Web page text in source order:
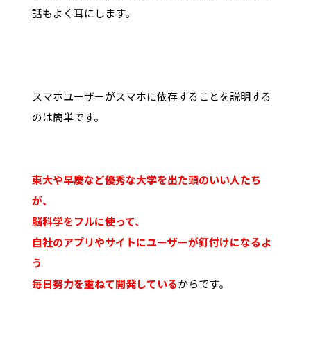
話もよく耳にします。
スマホユーザーがスマホに依存することを説明する
のは簡単です。
東大や早慶など優秀な大学を出た頭のいい人たち
が、
脳科学をフルに使って、
自社のアプリやサイトにユーザーが釘付けになるよ
う
毎日努力を重ねて開発しているからです。